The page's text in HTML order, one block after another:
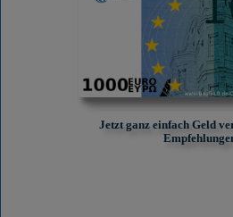
Jetzt ganz einfach Geld